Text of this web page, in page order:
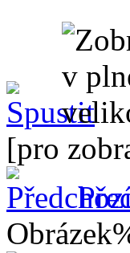
[pro